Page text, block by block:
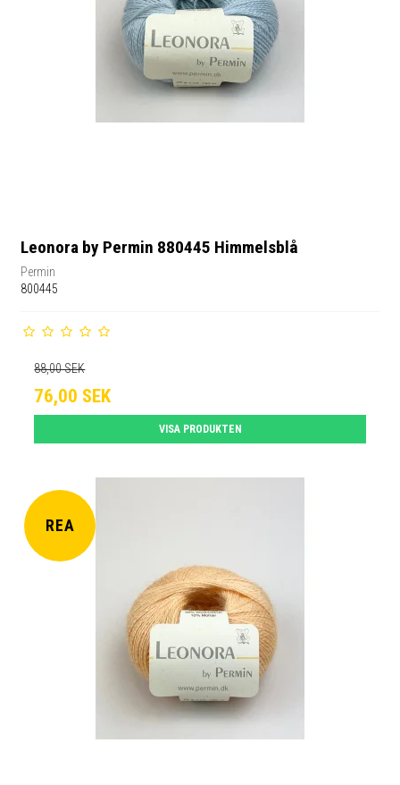
Leonora by Permin 880445 Himmelsblå
Permin
800445
88,00 SEK
76,00 SEK
VISA PRODUKTEN
REA